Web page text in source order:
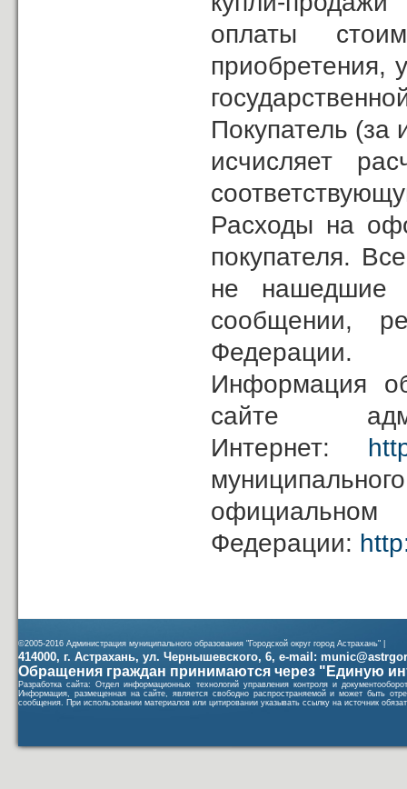
оплаты
приобретения,
Покупатель (за
исчисляет
Расходы на
покупателя.
не нашедшие
сообщении,
Федерации.
Информация
сайте
Интернет:
Федерации:
©2005-2016 Администрация муниципального образования "Городской округ город Астрахань" |
414000, г. Астрахань, ул. Чернышевского, 6, e-mail:
Обращения граждан принимаются через "Единую
Разработка сайта: Отдел информационных технологий управления контроля и
Информация, размещенная на сайте, является свободно распространяемой и может быть
сообщения. При использовании материалов или цитировании указывать ссылку на источник